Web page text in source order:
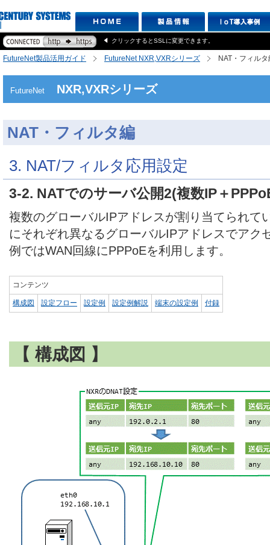
クリックするとSSLに変更できます。
FutureNet製品活用ガイド FutureNet NXR,VXRシリーズ NAT・フィルタ
FutureNet NXR,VXRシリーズ
NAT・フィルタ編
3. NAT/フィルタ応用設定
3-2. NATでのサーバ公開2(複数IP＋
複数のグローバルIPアドレスが割り当てられて
にそれぞれ異なるグローバルIPアドレスでアク
例ではWAN回線にPPPoEを利用します。
コンテンツ
構成図 設定フロー 設定例 設定例解説 端末の設定例 付録
【 構成図 】